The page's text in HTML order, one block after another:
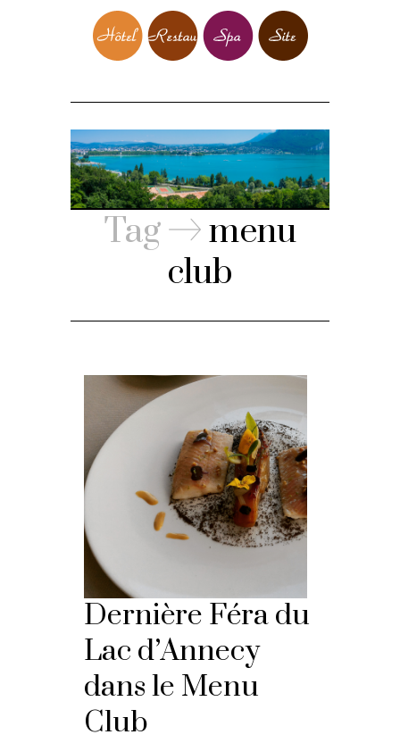
Tag
menu
club
Dernière Féra du
Lac d’Annecy
dans le Menu
Club